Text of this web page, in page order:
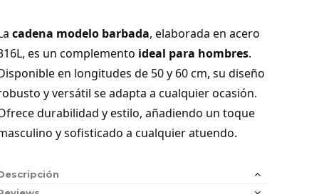
cadena modelo barbada, elaborada en acero
es un complemento ideal para hombres.
en longitudes de 50 y 60 cm, su diseño
y versátil se adapta a cualquier ocasión.
durabilidad y estilo, añadiendo un toque
y sofisticado a cualquier atuendo.